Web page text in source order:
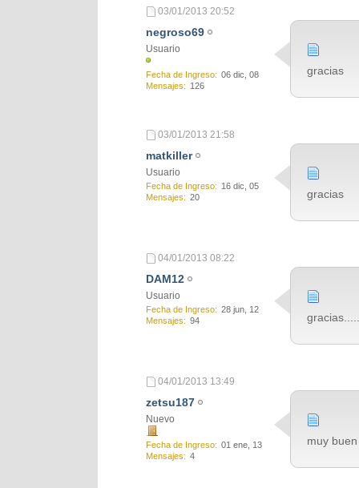
03/01/2013 20:52
negroso69
Usuario
Fecha de Ingreso
06 dic, 08
Mensajes
126
gracias
03/01/2013 21:58
matkiller
Usuario
Fecha de Ingreso
16 dic, 05
Mensajes
20 gracias
04/01/2013 08:22
DAM12
Usuario
Fecha de Ingreso
28 jun, 12
Mensajes
94
04/01/2013 13:49
zetsu187
Nuevo
Fecha de Ingreso
01 ene, 13
Mensajes
4
muy